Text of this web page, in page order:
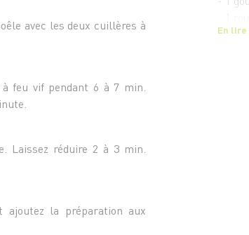
- 5 cl
En
avec les deux cuillères à
feu vif pendant 6 à 7 min.
Laissez réduire 2 à 3 min.
la préparation aux